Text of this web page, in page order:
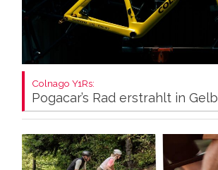
Colnago Y1Rs:
Pogacar’s Rad erstrahlt in Gelb